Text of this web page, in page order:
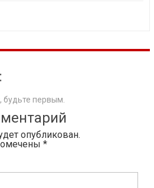
будьте первым.
опубликован.
*